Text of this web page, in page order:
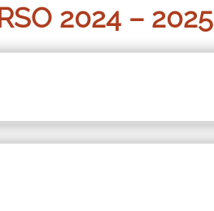
2024 – 2025